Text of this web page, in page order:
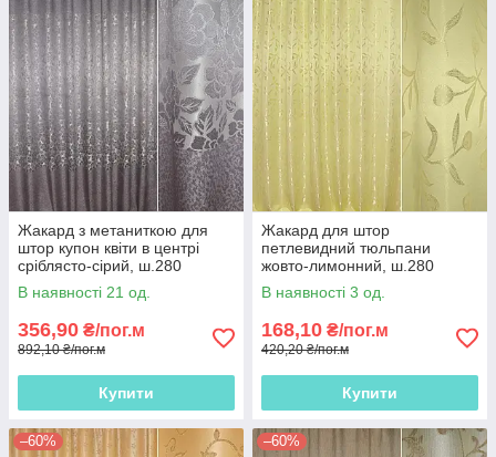
Жакард з метаниткою для
штор купон квіти в центрі
сріблясто-сірий, ш.280
В наявності 21 од.
356,90 ₴/пог.м
892,10 ₴/пог.м
Купити
Жакард для штор
петлевидний тюльпани
жовто-лимонний, ш.280
В наявності 3 од.
168,10 ₴/пог.м
420,20 ₴/пог.м
Купити
–60% –60%